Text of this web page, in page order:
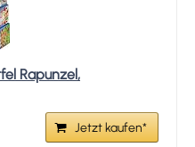
Rapunzel,
Jetzt kaufen*